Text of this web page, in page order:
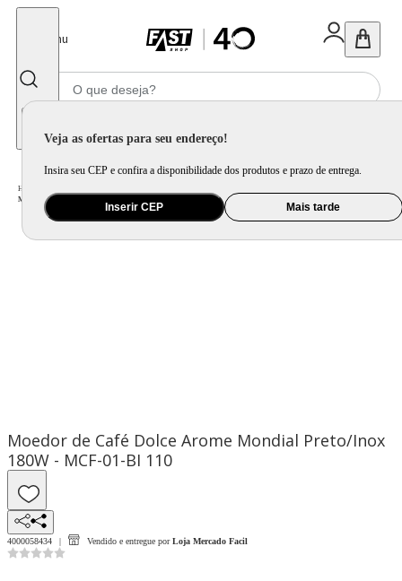
Menu
Veja as ofertas para seu endereço!
Insira seu CEP e confira a disponibilidade dos produtos e prazo de entrega.
Inserir CEP Mais tarde
Home
Moedor de Café Dolce Arome Mondial Preto/Inox 180W - MCF-01-BI
Moedor de Café Dolce Arome Mondial Preto/Inox
180W - MCF-01-BI 110
4000058434 Vendido e entregue por Loja Mercado Facil